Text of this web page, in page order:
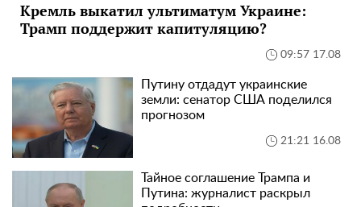
Кремль выкатил ультиматум Украине:
Трамп поддержит капитуляцию?
09:57 17.08
Путину отдадут украинские
земли: сенатор США поделился
прогнозом
21:21 16.08
Тайное соглашение Трампа и
Путина: журналист раскрыл